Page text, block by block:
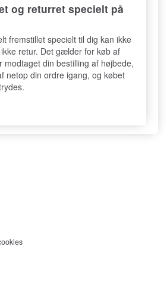
og returret specielt på
fremstillet specielt til dig kan ikke
retur. Det gælder for køb af
modtaget din bestilling af højbede,
netop din ordre igang, og købet